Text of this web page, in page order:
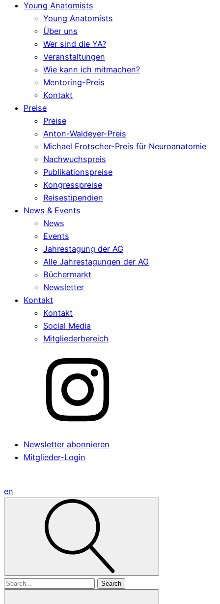
Young Anatomists
Young Anatomists
Über uns
Wer sind die YA?
Veranstaltungen
Wie kann ich mitmachen?
Mentoring-Preis
Kontakt
Preise
Preise
Anton-Waldeyer-Preis
Michael Frotscher-Preis für Neuroanatomie
Nachwuchspreis
Publikationspreise
Kongresspreise
Reisestipendien
News & Events
News
Events
Jahrestagung der AG
Alle Jahrestagungen der AG
Büchermarkt
Newsletter
Kontakt
Kontakt
Social Media
Mitgliederbereich
Newsletter abonnieren
Mitglieder-Login
en
Search